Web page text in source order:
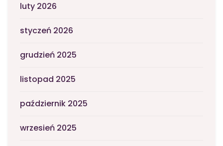
luty 2026
styczeń 2026
grudzień 2025
listopad 2025
październik 2025
wrzesień 2025